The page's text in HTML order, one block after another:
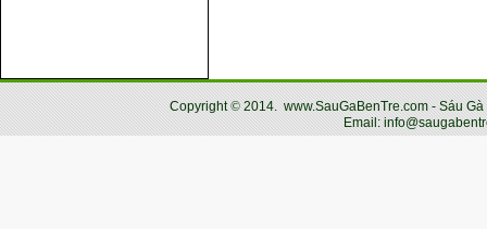
Copyright© 2014. www.SauGaBenTre.com - Sáu
Email: